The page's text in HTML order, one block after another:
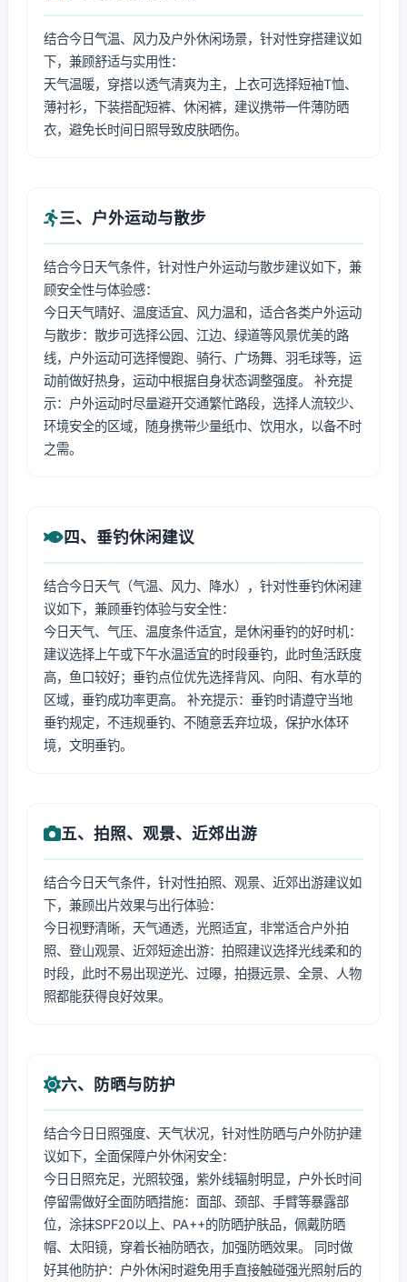
结合今日气温、风力及户外休闲场景，针对性穿搭建议如
下，兼顾舒适与实用性：
天气温暖，穿搭以透气清爽为主，上衣可选择短袖T恤、
薄衬衫，下装搭配短裤、休闲裤，建议携带一件薄防晒
衣，避免长时间日照导致皮肤晒伤。
三、户外运动与散步
结合今日天气条件，针对性户外运动与散步建议如下，兼
顾安全性与体验感：
今日天气晴好、温度适宜、风力温和，适合各类户外运动
与散步：散步可选择公园、江边、绿道等风景优美的路
线，户外运动可选择慢跑、骑行、广场舞、羽毛球等，运
动前做好热身，运动中根据自身状态调整强度。 补充提
示：户外运动时尽量避开交通繁忙路段，选择人流较少、
环境安全的区域，随身携带少量纸巾、饮用水，以备不时
之需。
四、垂钓休闲建议
结合今日天气（气温、风力、降水），针对性垂钓休闲建
议如下，兼顾垂钓体验与安全性：
今日天气、气压、温度条件适宜，是休闲垂钓的好时机：
建议选择上午或下午水温适宜的时段垂钓，此时鱼活跃度
高，鱼口较好；垂钓点位优先选择背风、向阳、有水草的
区域，垂钓成功率更高。 补充提示：垂钓时请遵守当地
垂钓规定，不违规垂钓、不随意丢弃垃圾，保护水体环
境，文明垂钓。
五、拍照、观景、近郊出游
结合今日天气条件，针对性拍照、观景、近郊出游建议如
下，兼顾出片效果与出行体验：
今日视野清晰，天气通透，光照适宜，非常适合户外拍
照、登山观景、近郊短途出游：拍照建议选择光线柔和的
时段，此时不易出现逆光、过曝，拍摄远景、全景、人物
照都能获得良好效果。
六、防晒与防护
结合今日日照强度、天气状况，针对性防晒与户外防护建
议如下，全面保障户外休闲安全：
今日日照充足，光照较强，紫外线辐射明显，户外长时间
停留需做好全面防晒措施：面部、颈部、手臂等暴露部
位，涂抹SPF20以上、PA++的防晒护肤品，佩戴防晒
帽、太阳镜，穿着长袖防晒衣，加强防晒效果。 同时做
好其他防护：户外休闲时避免用手直接触碰强光照射后的